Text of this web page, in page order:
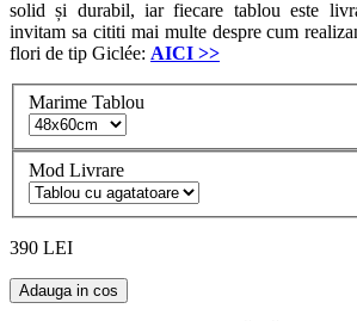
solid și durabil, iar fiecare tablou este
invitam sa cititi mai multe despre cum
flori de tip Giclée: AICI >>
Marime Tablou
Mod Livrare
390 LEI
Adauga in cos